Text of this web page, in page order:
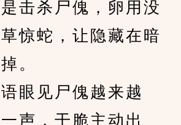
杀尸傀，卵用没
惊蛇，让隐藏在暗
。
见尸傀越来越
声，干脆主动出